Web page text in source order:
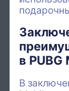
в PUBG
В